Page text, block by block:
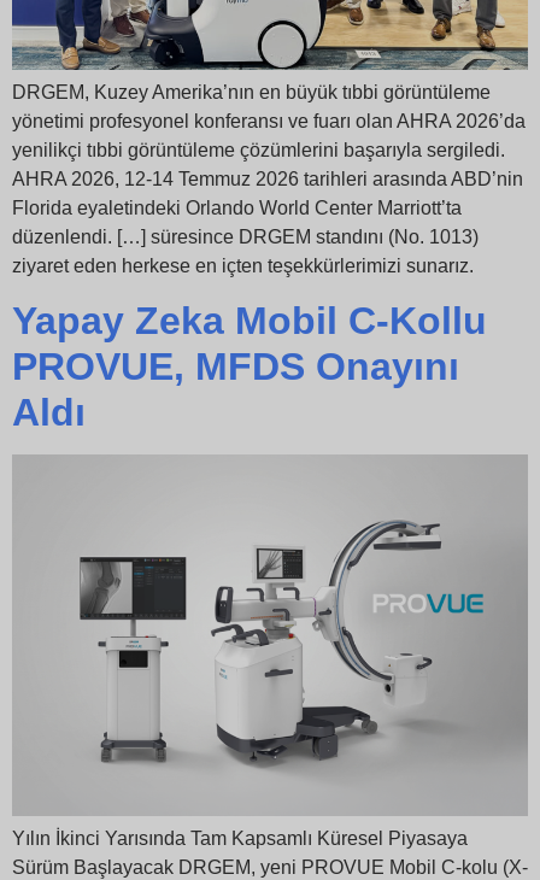
DRGEM, Kuzey Amerika’nın en büyük tıbbi görüntüleme
yönetimi profesyonel konferansı ve fuarı olan AHRA 2026’da
yenilikçi tıbbi görüntüleme çözümlerini başarıyla sergiledi.
AHRA 2026, 12-14 Temmuz 2026 tarihleri arasında ABD’nin
Florida eyaletindeki Orlando World Center Marriott’ta
düzenlendi. […] süresince DRGEM standını (No. 1013)
ziyaret eden herkese en içten teşekkürlerimizi sunarız.
Yapay Zeka Mobil C-Kollu
PROVUE, MFDS Onayını
Aldı
Yılın İkinci Yarısında Tam Kapsamlı Küresel Piyasaya
Sürüm Başlayacak DRGEM, yeni PROVUE Mobil C-kolu (X-